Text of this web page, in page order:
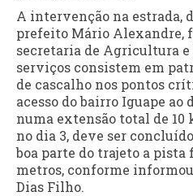
A intervenção na estrada,
prefeito Mário Alexandre,
secretaria de Agricultura e
serviços consistem em
de cascalho nos pontos
acesso do bairro Iguape ao
numa extensão total de
no dia 3, deve ser
boa parte do trajeto a
metros, conforme
Dias Filho.